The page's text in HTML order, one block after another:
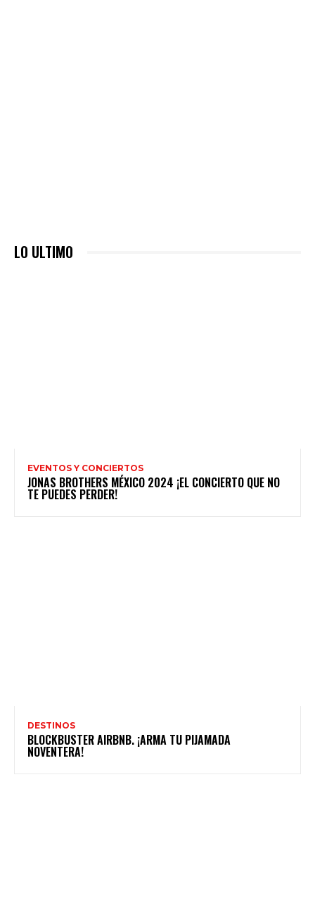
LO ULTIMO
EVENTOS Y CONCIERTOS
JONAS BROTHERS MÉXICO 2024 ¡EL CONCIERTO QUE NO
TE PUEDES PERDER!
DESTINOS
BLOCKBUSTER AIRBNB. ¡ARMA TU PIJAMADA
NOVENTERA!